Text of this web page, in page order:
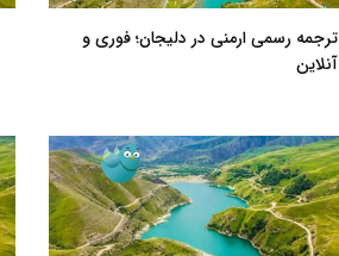
ترجمه رسمی ارمنی در دلیجان؛ فوری و
آنلاین